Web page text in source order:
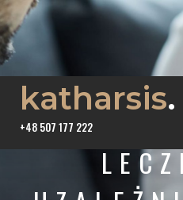
katharsis.
+48 507 177 222